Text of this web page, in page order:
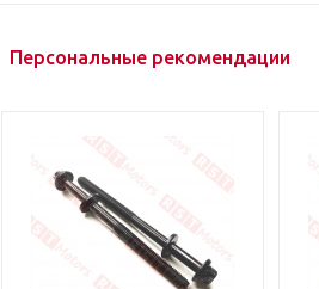
Персональные рекомендации